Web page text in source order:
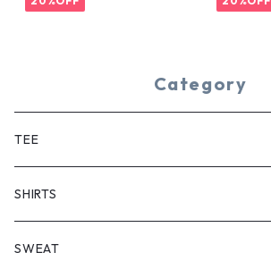
Category
TEE
SHORT SLEEVE
LONG SLEEVE
SHIRTS
SHORT SLEEVE
SWEAT